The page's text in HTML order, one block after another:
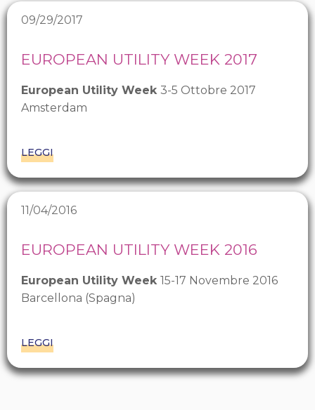
09/29/2017
EUROPEAN UTILITY WEEK 2017
European Utility Week 3-5 Ottobre 2017
Amsterdam
LEGGI
11/04/2016
EUROPEAN UTILITY WEEK 2016
European Utility Week 15-17 Novembre 2016
Barcellona (Spagna)
LEGGI